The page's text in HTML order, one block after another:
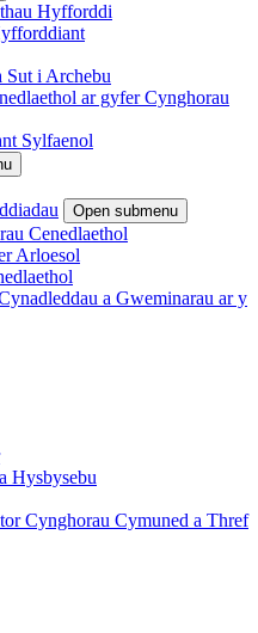
Hyfforddi
i Archebu
ar gyfer Cynghorau
Sylfaenol
Open submenu
Cenedlaethol
Arloesol
a Gweminarau ar y
Hysbysebu
Cynghorau Cymuned a Thref